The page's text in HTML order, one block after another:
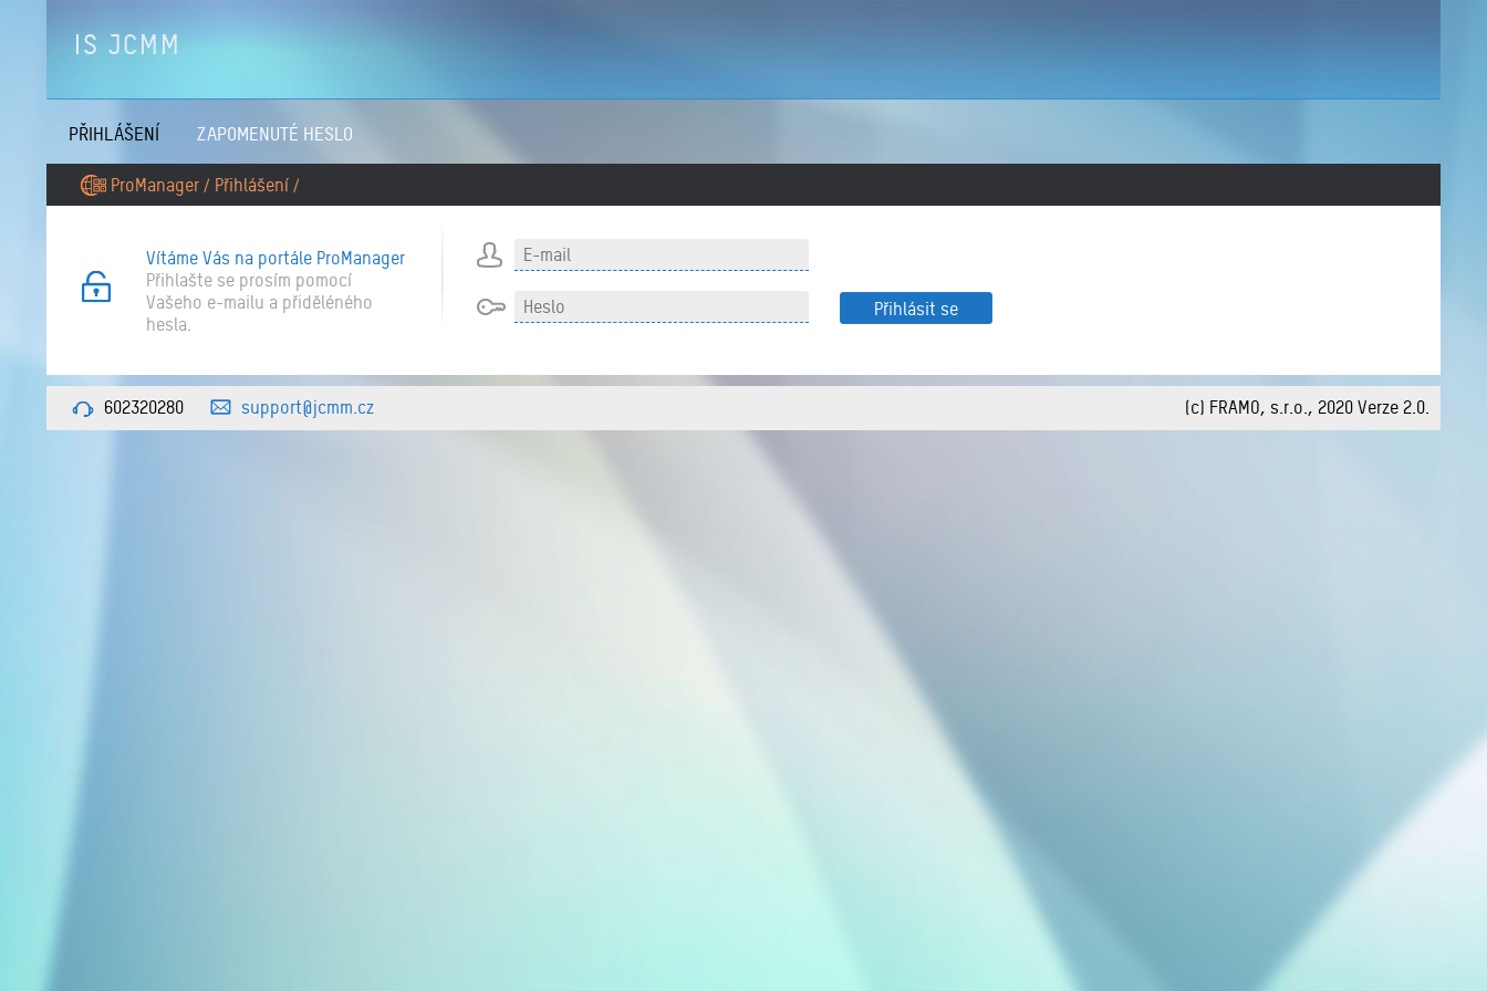
IS JCMM
PŘIHLÁŠENÍ ZAPOMENUTÉ HESLO
ProManager / Přihlášení /
Vítáme Vás na portále ProManager
Přihlašte se prosím pomocí
Vašeho e-mailu a přiděléného
hesla.
Přihlásit se
602320280 support@jcmm.cz (c) FRAMO, s.r.o., 2020 Verze 2.0.